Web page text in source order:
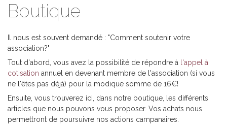
Boutique
Il nous est souvent demandé : "Comment soutenir votre
association?"
Tout d'abord, vous avez la possibilité de répondre à
l'appel à
cotisation annuel en devenant membre de l'association (si vous
ne l'êtes pas déjà) pour la modique somme de 16€!
Ensuite, vous trouverez ici, dans notre boutique, les différents
articles que nous pouvons vous proposer. Vos achats nous
permettront de poursuivre nos actions campanaires.